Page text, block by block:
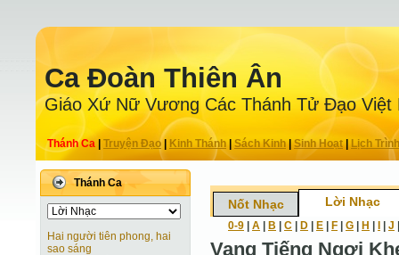
Ca Ðoàn Thiên Ân
Giáo Xứ Nữ Vương Các Thánh Tử Ðạo Việt
Thánh Ca Truyện Ðạo| Kinh Thánh Sách Kinh|Sinh Hoạt| Lịch Trình
Thánh Ca
Hai người tiên phong, hai
sao sáng
Nốt Nhạc Lời Nhạc
0-9 A B C D E F G H J
Vang Tiếng Ngợi